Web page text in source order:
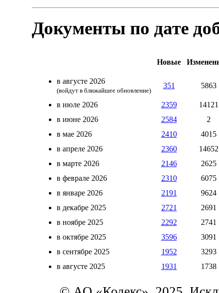
Документы по дате
Новые
в августе 2026
(войдут в ближайшее обновление)
351 5863
в июле 2026 2359
14121
в июне 2026
2584
2
в мае 2026
2410
4015
в апреле 2026
2360
14652
в марте 2026
2146
2625
в феврале 2026
2310
6075
в январе 2026
2191
9624
в декабре 2025
2721
2691
в ноябре 2025
2292
2741
в октябре 2025
3596
3091
в сентябре 2025
1952
3293
в августе 2025
1931 1738